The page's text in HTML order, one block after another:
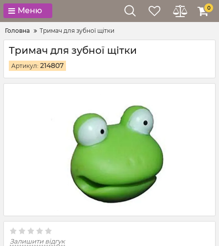
Меню 0
Головна Тримач для зубної щітки
Тримач для зубної щітки
Артикул: 214807
Залишити відгук